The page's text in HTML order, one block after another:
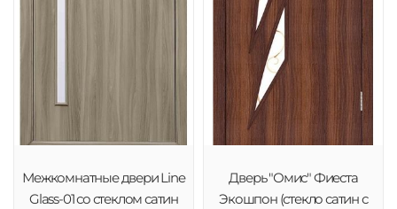
Межкомнатные двери Line
Glass-01 со стеклом сатин
Дверь "Омис" Фиеста
Экошпон (стекло сатин с